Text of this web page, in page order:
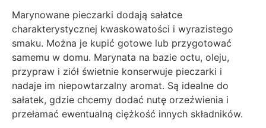
Marynowane pieczarki dodają sałatce
charakterystycznej kwaskowatości i wyrazistego
smaku. Można je kupić gotowe lub przygotować
samemu w domu. Marynata na bazie octu, oleju,
przypraw i ziół świetnie konserwuje pieczarki i
nadaje im niepowtarzalny aromat. Są idealne do
sałatek, gdzie chcemy dodać nutę orzeźwienia i
przełamać ewentualną ciężkość innych składników.